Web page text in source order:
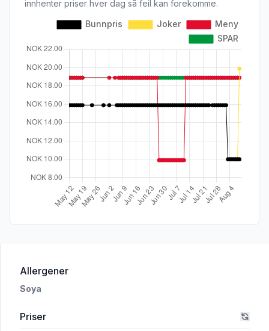
innhenter priser hver dag så feil kan forekomme.
Allergeneri 'EXTRA STRONG MINT 14 g'
Soya
Priser